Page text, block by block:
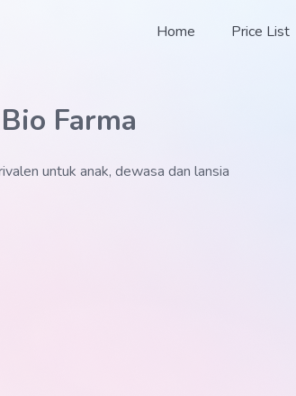
Home Price List
Farma
untuk anak, dewasa dan lansia